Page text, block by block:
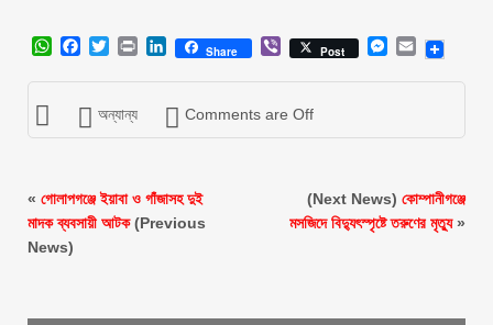
WhatsApp
Facebook
Twitter
Print LinkedIn
Share ViberPost Messenger
Email
অন্যান্য Comments are Off
« গোলাপগঞ্জে ইয়াবা ও গাঁজাসহ দুই
মাদক ব্যবসায়ী আটক(Previous
News)
(Next News) কোম্পানীগঞ্জে
মসজিদে বিদ্যুৎস্পৃষ্টে তরুণের মৃত্যু»